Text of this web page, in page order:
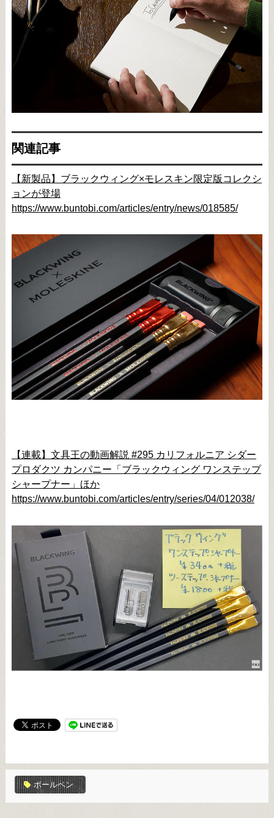
関連記事
【新製品】ブラックウィング×モレスキン限定版コレクシ
ョンが登場
https://www.buntobi.com/articles/entry/news/018585/
【連載】文具王の動画解説 #295 カリフォルニア シダー
プロダクツ カンパニー「ブラックウィング ワンステップ
シャープナー」ほか
https://www.buntobi.com/articles/entry/series/04/012038/
ボールペン